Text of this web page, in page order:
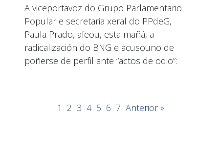
A viceportavoz do Grupo Parlamentario
Popular e secretaria xeral do PPdeG,
Paula Prado, afeou, esta mañá, a
radicalización do BNG e acusouno de
poñerse de perfil ante “actos de odio”:
1 2 3 4 5 6 7 Anterior »